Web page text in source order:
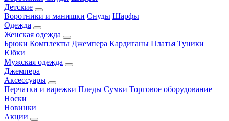
Детские
Воротники и манишки Снуды Шарфы
Одежда
Женская одежда
Брюки Комплекты Джемпера Кардиганы Платья Туники
Юбки
Мужская одежда
Джемпера
Аксессуары
Перчатки и варежки Пледы Сумки Торговое оборудование
Носки
Новинки
Акции